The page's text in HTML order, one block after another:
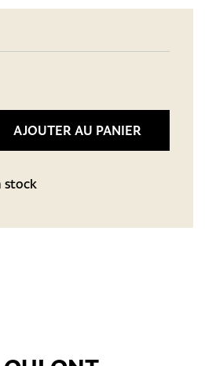
AJOUTER AU PANIER
stock